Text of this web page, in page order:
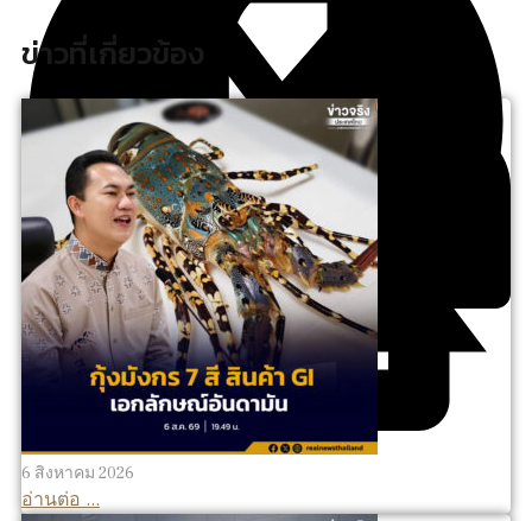
ข่าวที่เกี่ยวข้อง
6 สิงหาคม 2026
อ่านต่อ ...